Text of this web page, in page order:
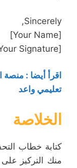
Sincerely,
[Your Name]
[Your Signature]
اقرأ أيضا : منصة
تعليمي واعد
الخلاصة
كتابة خطاب
منك التركيز